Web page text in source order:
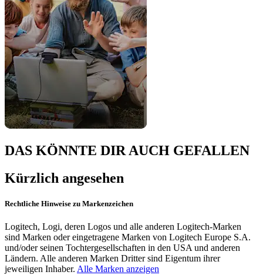
DAS KÖNNTE DIR AUCH GEFALLEN
Kürzlich angesehen
Rechtliche Hinweise zu Markenzeichen
Logitech, Logi, deren Logos und alle anderen Logitech-Marken
sind Marken oder eingetragene Marken von Logitech Europe S.A.
und/oder seinen Tochtergesellschaften in den USA und anderen
Ländern. Alle anderen Marken Dritter sind Eigentum ihrer
jeweiligen Inhaber. Alle Marken anzeigen